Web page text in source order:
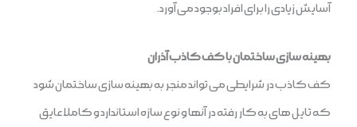
آسایش زیادی را برای افراد بوجود می آورد.
بهینه سازی ساختمان با کف کاذب آذران
کف کاذب در شرایطی می تواند منجر به بهینه سازی ساختمان شود
که تایل های به کار رفته در آنها و نوع سازه استاندارد و کاملا عایق